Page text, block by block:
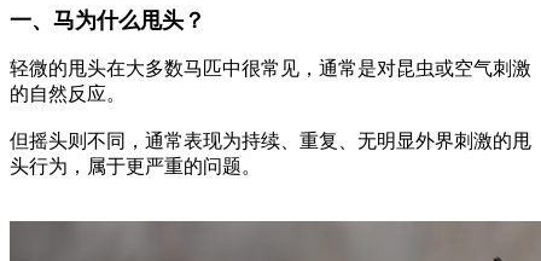
一、马为什么甩头？
轻微的甩头在大多数马匹中很常见，通常是对昆虫或空气刺激
的自然反应。
但摇头则不同，通常表现为持续、重复、无明显外界刺激的甩
头行为，属于更严重的问题。